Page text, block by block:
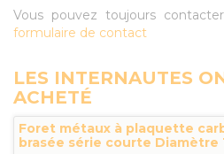
Vous pouvez toujours
formulaire de contact
LES INTERNAUTES
ACHETÉ
Foret métaux à plaquette
brasée série courte Diamètre